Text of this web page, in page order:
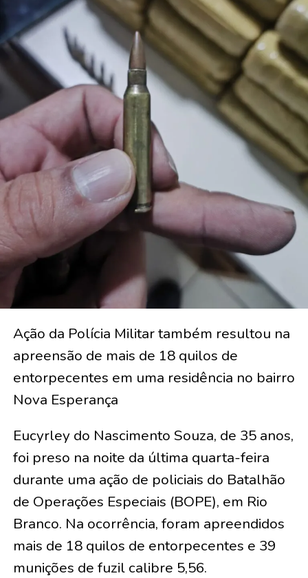
Ação da Polícia Militar também resultou na
apreensão de mais de 18 quilos de
entorpecentes em uma residência no bairro
Nova Esperança
Eucyrley do Nascimento Souza, de 35 anos,
foi preso na noite da última quarta-feira
durante uma ação de policiais do Batalhão
de Operações Especiais (BOPE), em Rio
Branco. Na ocorrência, foram apreendidos
mais de 18 quilos de entorpecentes e 39
munições de fuzil calibre 5,56.